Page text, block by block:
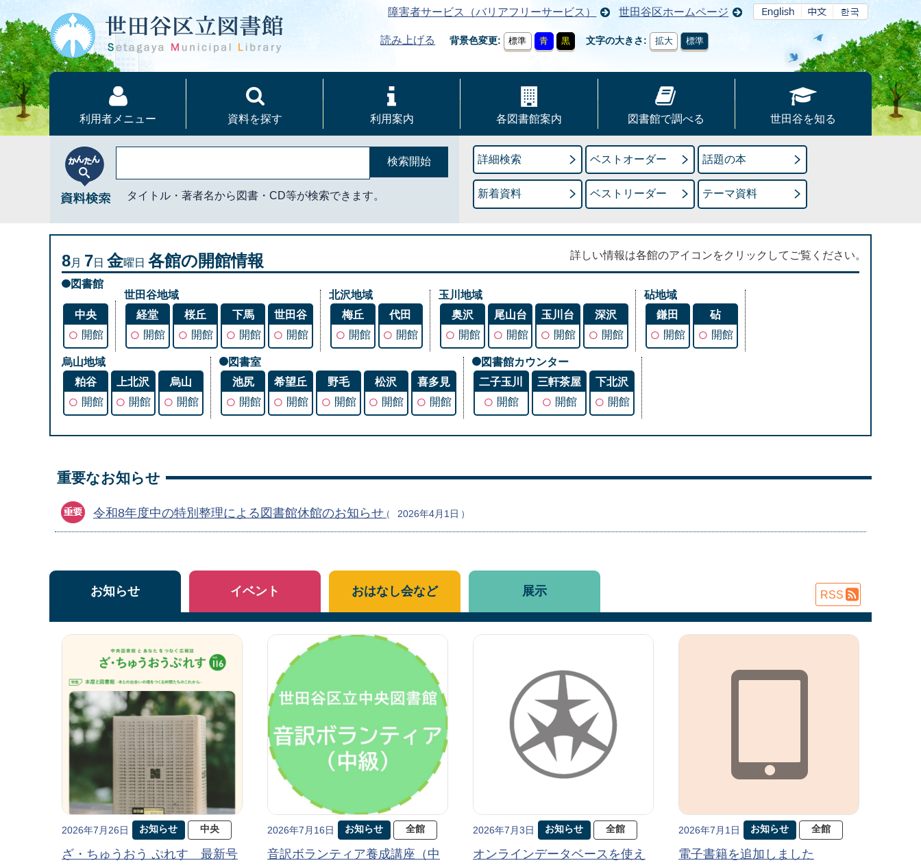
障害者サービス（バリアフリーサービス） 世田谷区ホームページ
読み上げる 背景色変更 標準 青 黒 文字の大きさ 拡大 標準
利用者メニュー 資料を探す 利用案内 各図書館案内 図書館で調べる 世田谷を知る
タイトル・著者名から図書・CD等が検索できます。
詳細検索 ベストオーダー 話題の本
新着資料 ベストリーダー テーマ資料
8月 7日 金曜日 各館の開館情報 詳しい情報は各館のアイコンをクリックしてご覧ください。
図書館
中央
○ 開館
世田谷地域
経堂
○ 開館
桜丘
○ 開館
下馬
○ 開館
世田谷
○ 開館
北沢地域
梅丘
○ 開館
代田
○ 開館
玉川地域
奥沢
○ 開館
尾山台
○ 開館
玉川台
○ 開館
深沢
○ 開館
砧地域
鎌田
○ 開館
砧
○ 開館
烏山地域
粕谷
○ 開館
上北沢
○ 開館
烏山
○ 開館
図書室
池尻
○ 開館
希望丘
○ 開館
野毛
○ 開館
松沢
○ 開館
喜多見
○ 開館
図書館カウンター
二子玉川
○ 開館
三軒茶屋
○ 開館
下北沢
○ 開館
重要なお知らせ
令和8年度中の特別整理による図書館休館のお知らせ 2026年4月1日
お知らせ
2026年7月26日 お知らせ 中央
ざ・ちゅうおう ぷれす 最新号
2026年7月16日 お知らせ 全館
音訳ボランティア養成講座（中
2026年7月3日 お知らせ 全館
オンラインデータベースを使え
2026年7月1日 お知らせ 全館
電子書籍を追加しました
イベント おはなし会など 展示 RSS